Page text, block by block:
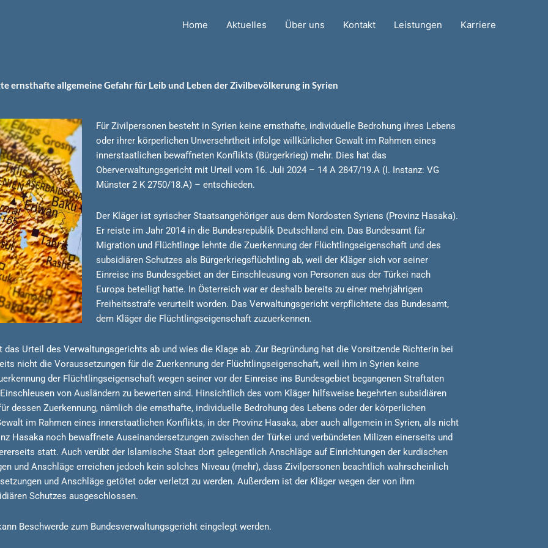
Home Aktuelles Über uns Kontakt Leistungen Karriere
ernsthafte allgemeine Gefahr für Leib und Leben der Zivilbevölkerung in Syrien
Für Zivilpersonen besteht in Syrien keine ernsthafte, individuelle Bedrohung ihres Lebens
oder ihrer körperlichen Unversehrtheit infolge willkürlicher Gewalt im Rahmen eines
innerstaatlichen bewaffneten Konflikts (Bürgerkrieg) mehr. Dies hat das
Oberverwaltungsgericht mit Urteil vom 16. Juli 2024 – 14 A 2847/19.A (I. Instanz: VG
Münster 2 K 2750/18.A) – entschieden.
Der Kläger ist syrischer Staatsangehöriger aus dem Nordosten Syriens (Provinz Hasaka).
Er reiste im Jahr 2014 in die Bundesrepublik Deutschland ein. Das Bundesamt für
Migration und Flüchtlinge lehnte die Zuerkennung der Flüchtlingseigenschaft und des
subsidiären Schutzes als Bürgerkriegsflüchtling ab, weil der Kläger sich vor seiner
Einreise ins Bundesgebiet an der Einschleusung von Personen aus der Türkei nach
Europa beteiligt hatte. In Österreich war er deshalb bereits zu einer mehrjährigen
Freiheitsstrafe verurteilt worden. Das Verwaltungsgericht verpflichtete das Bundesamt,
dem Kläger die Flüchtlingseigenschaft zuzuerkennen.
Urteil des Verwaltungsgerichts ab und wies die Klage ab. Zur Begründung hat die Vorsitzende Richterin bei
nicht die Voraussetzungen für die Zuerkennung der Flüchtlingseigenschaft, weil ihm in Syrien keine
der Flüchtlingseigenschaft wegen seiner vor der Einreise ins Bundesgebiet begangenen Straftaten
von Ausländern zu bewerten sind. Hinsichtlich des vom Kläger hilfsweise begehrten subsidiären
dessen Zuerkennung, nämlich die ernsthafte, individuelle Bedrohung des Lebens oder der körperlichen
im Rahmen eines innerstaatlichen Konflikts, in der Provinz Hasaka, aber auch allgemein in Syrien, als nicht
Hasaka noch bewaffnete Auseinandersetzungen zwischen der Türkei und verbündeten Milizen einerseits und
statt. Auch verübt der Islamische Staat dort gelegentlich Anschläge auf Einrichtungen der kurdischen
und Anschläge erreichen jedoch kein solches Niveau (mehr), dass Zivilpersonen beachtlich wahrscheinlich
und Anschläge getötet oder verletzt zu werden. Außerdem ist der Kläger wegen der von ihm
Schutzes ausgeschlossen.
Beschwerde zum Bundesverwaltungsgericht eingelegt werden.